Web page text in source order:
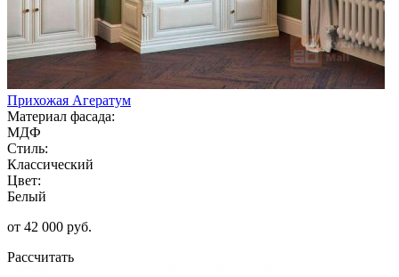
Прихожая Агератум
Материал фасада:
МДФ
Стиль:
Классический
Цвет:
Белый
от 42 000 руб.
Рассчитать